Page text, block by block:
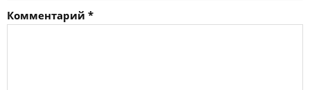
Комментарий *